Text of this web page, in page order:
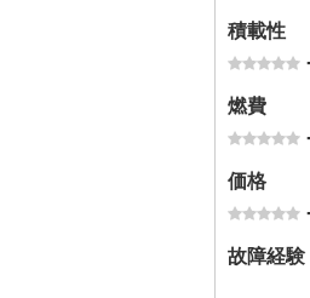
積載性
燃費
価格
故障経験